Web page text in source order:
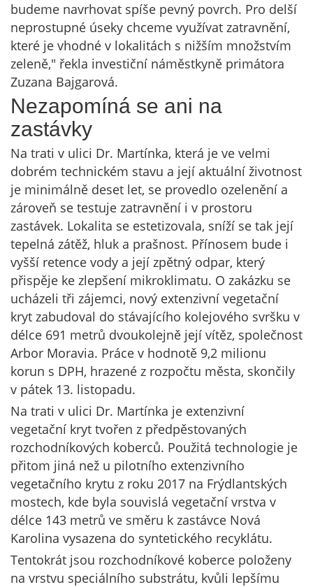
budeme navrhovat spíše pevný povrch. Pro delší
neprostupné úseky chceme využívat zatravnění,
které je vhodné v lokalitách s nižším množstvím
zeleně," řekla investiční náměstkyně primátora
Zuzana Bajgarová.
Nezapomíná se ani na
zastávky
Na trati v ulici Dr. Martínka, která je ve velmi
dobrém technickém stavu a její aktuální životnost
je minimálně deset let, se provedlo ozelenění a
zároveň se testuje zatravnění i v prostoru
zastávek. Lokalita se estetizovala, sníží se tak její
tepelná zátěž, hluk a prašnost. Přínosem bude i
vyšší retence vody a její zpětný odpar, který
přispěje ke zlepšení mikroklimatu. O zakázku se
ucházeli tři zájemci, nový extenzivní vegetační
kryt zabudoval do stávajícího kolejového svršku v
délce 691 metrů dvoukolejně její vítěz, společnost
Arbor Moravia. Práce v hodnotě 9,2 milionu
korun s DPH, hrazené z rozpočtu města, skončily
v pátek 13. listopadu.
Na trati v ulici Dr. Martínka je extenzivní
vegetační kryt tvořen z předpěstovaných
rozchodníkových koberců. Použitá technologie je
přitom jiná než u pilotního extenzivního
vegetačního krytu z roku 2017 na Frýdlantských
mostech, kde byla souvislá vegetační vrstva v
délce 143 metrů ve směru k zastávce Nová
Karolina vysazena do syntetického recyklátu.
Tentokrát jsou rozchodníkové koberce položeny
na vrstvu speciálního substrátu, kvůli lepšímu